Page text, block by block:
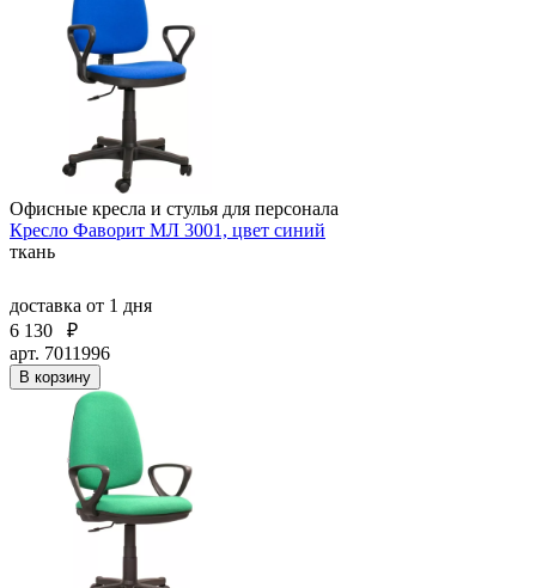
Офисные кресла и стулья для персонала
Кресло Фаворит МЛ 3001, цвет синий
ткань
доставка от 1 дня
6 130
₽
арт. 7011996
В корзину